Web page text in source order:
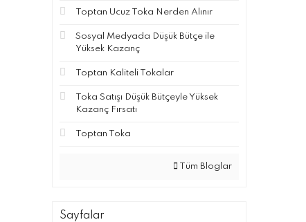
Toptan Ucuz Toka Nerden Alınır
Sosyal Medyada Düşük Bütçe ile
Yüksek Kazanç
Toptan Kaliteli Tokalar
Toka Satışı Düşük Bütçeyle Yüksek
Kazanç Fırsatı
Toptan Toka
Tüm Bloglar
Sayfalar